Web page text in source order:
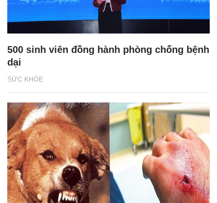
SỨC KHỎE
500 sinh viên đồng hành phòng chống bệnh
dại